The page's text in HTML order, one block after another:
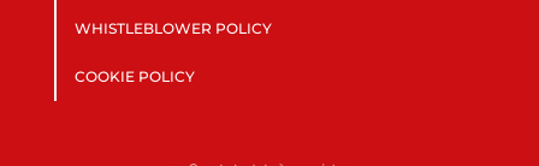
WHISTLEBLOWER POLICY
COOKIE POLICY